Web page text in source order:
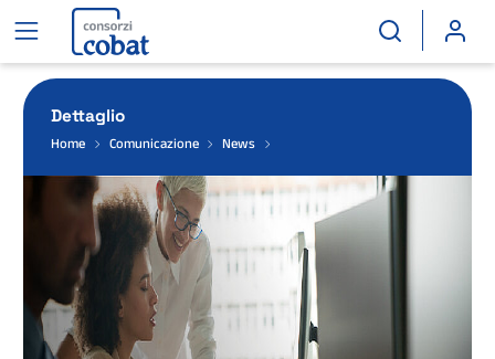
Dettaglio
Home Comunicazione News